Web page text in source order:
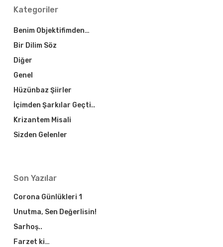
Kategoriler
Benim Objektifimden…
Bir Dilim Söz
Diğer
Genel
Hüzünbaz Şiirler
İçimden Şarkılar Geçti..
Krizantem Misali
Sizden Gelenler
Son Yazılar
Corona Günlükleri 1
Unutma, Sen Değerlisin!
Sarhoş..
Farzet ki…